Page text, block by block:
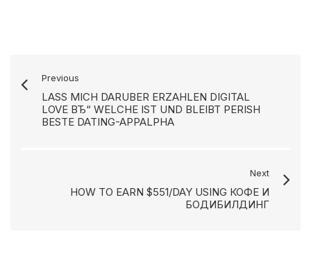
Previous
LASS MICH DARUBER ERZAHLEN DIGITAL
LOVE ВЂ“ WELCHE IST UND BLEIBT PERISH
BESTE DATING-APPALPHA
Next
HOW TO EARN $551/DAY USING КОФЕ И
БОДИБИЛДИНГ